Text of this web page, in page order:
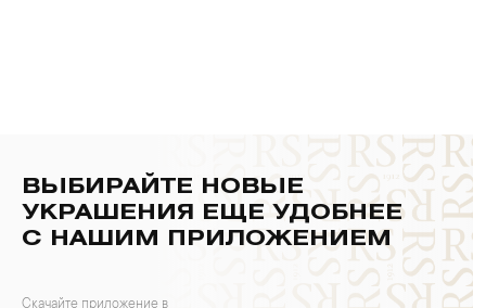
ВЫБИРАЙТЕ НОВЫЕ
УКРАШЕНИЯ ЕЩЕ УДОБНЕЕ
С НАШИМ ПРИЛОЖЕНИЕМ
Скачайте приложение в